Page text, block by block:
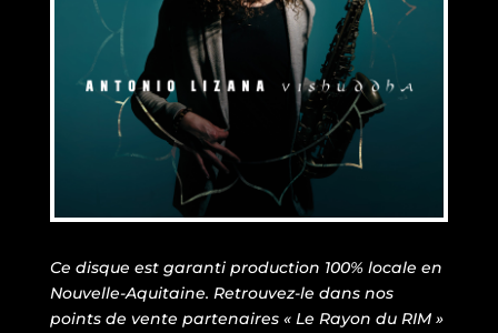
Ce disque est garanti production 100% locale en
Nouvelle-Aquitaine. Retrouvez-le dans nos
points de vente partenaires « Le Rayon du RIM »